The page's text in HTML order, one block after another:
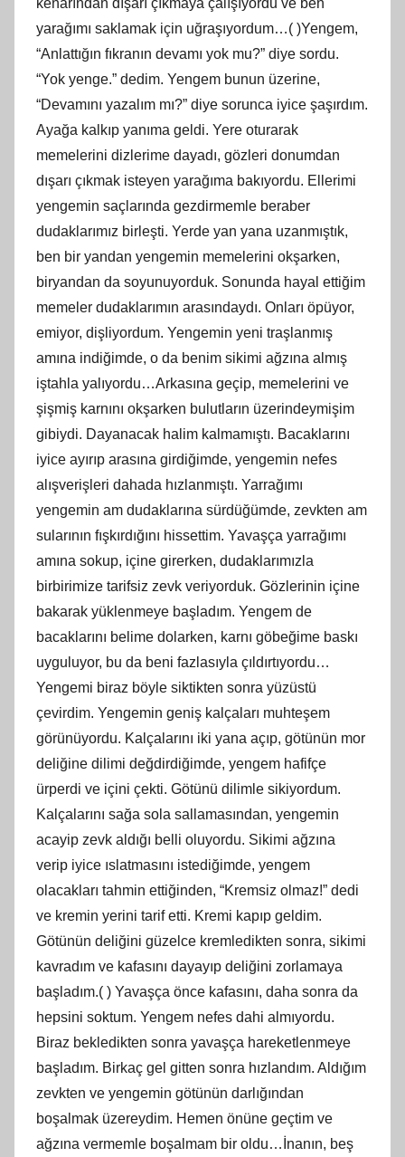
yarağımı saklamak için uğraşıyordum…( )Yengem,
“Anlattığın fıkranın devamı yok mu?” diye sordu.
“Yok yenge.” dedim. Yengem bunun üzerine,
“Devamını yazalım mı?” diye sorunca iyice şaşırdım.
Ayağa kalkıp yanıma geldi. Yere oturarak
memelerini dizlerime dayadı, gözleri donumdan
dışarı çıkmak isteyen yarağıma bakıyordu. Ellerimi
yengemin saçlarında gezdirmemle beraber
dudaklarımız birleşti. Yerde yan yana uzanmıştık,
ben bir yandan yengemin memelerini okşarken,
biryandan da soyunuyorduk. Sonunda hayal ettiğim
memeler dudaklarımın arasındaydı. Onları öpüyor,
emiyor, dişliyordum. Yengemin yeni traşlanmış
amına indiğimde, o da benim sikimi ağzına almış
iştahla yalıyordu…Arkasına geçip, memelerini ve
şişmiş karnını okşarken bulutların üzerindeymişim
gibiydi. Dayanacak halim kalmamıştı. Bacaklarını
iyice ayırıp arasına girdiğimde, yengemin nefes
alışverişleri dahada hızlanmıştı. Yarrağımı
yengemin am dudaklarına sürdüğümde, zevkten am
sularının fışkırdığını hissettim. Yavaşça yarrağımı
amına sokup, içine girerken, dudaklarımızla
birbirimize tarifsiz zevk veriyorduk. Gözlerinin içine
bakarak yüklenmeye başladım. Yengem de
bacaklarını belime dolarken, karnı göbeğime baskı
uyguluyor, bu da beni fazlasıyla çıldırtıyordu…
Yengemi biraz böyle siktikten sonra yüzüstü
çevirdim. Yengemin geniş kalçaları muhteşem
görünüyordu. Kalçalarını iki yana açıp, götünün mor
deliğine dilimi değdirdiğimde, yengem hafifçe
ürperdi ve içini çekti. Götünü dilimle sikiyordum.
Kalçalarını sağa sola sallamasından, yengemin
acayip zevk aldığı belli oluyordu. Sikimi ağzına
verip iyice ıslatmasını istediğimde, yengem
olacakları tahmin ettiğinden, “Kremsiz olmaz!” dedi
ve kremin yerini tarif etti. Kremi kapıp geldim.
Götünün deliğini güzelce kremledikten sonra, sikimi
kavradım ve kafasını dayayıp deliğini zorlamaya
başladım.( ) Yavaşça önce kafasını, daha sonra da
hepsini soktum. Yengem nefes dahi almıyordu.
Biraz bekledikten sonra yavaşça hareketlenmeye
başladım. Birkaç gel gitten sonra hızlandım. Aldığım
zevkten ve yengemin götünün darlığından
boşalmak üzereydim. Hemen önüne geçtim ve
ağzına vermemle boşalmam bir oldu…İnanın, beş